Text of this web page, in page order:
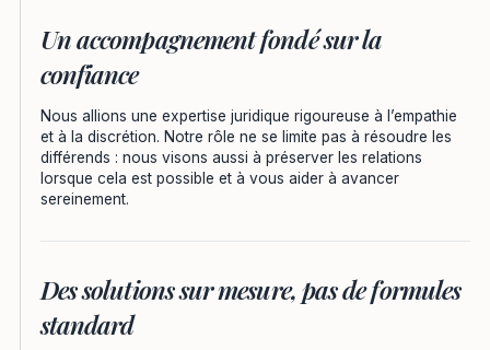
Un accompagnement fondé sur la
confiance
Nous allions une expertise juridique rigoureuse à l’empathie
et à la discrétion. Notre rôle ne se limite pas à résoudre les
différends : nous visons aussi à préserver les relations
lorsque cela est possible et à vous aider à avancer
sereinement.
Des solutions sur mesure, pas de formules
standard